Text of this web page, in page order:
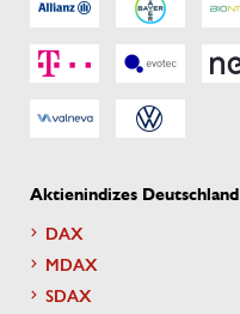
Aktienindizes Deutschland
DAX
MDAX
SDAX